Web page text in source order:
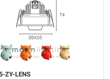
ZY-LENS